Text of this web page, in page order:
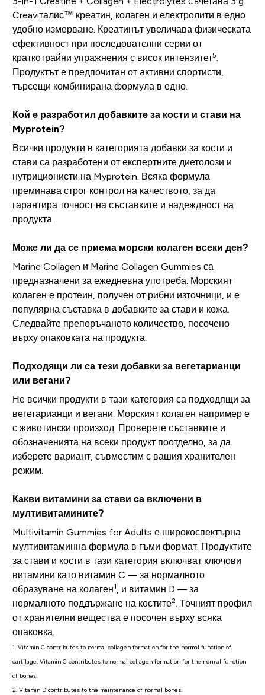
Creaviталис™ креатин, колаген и електролити в едно
удобно измерване. Креатинът увеличава физическата
ефективност при последователни серии от
краткотрайни упражнения с висок интензитет5
Продуктът е предпочитан от активни спортисти,
търсещи комбинирана формула в едно.
Кой е разработил добавките за кости и стави на
Myprotein?
Всички продукти в категорията добавки за кости и
стави са разработени от експертните диетолози и
нутриционисти на Myprotein. Всяка формула
преминава строг контрол на качеството, за да
гарантира точност на съставките и надеждност на
продукта.
Може ли да се приема морски колаген всеки ден?
Marine Collagen и Marine Collagen Gummies са
предназначени за ежедневна употреба. Морският
колаген е протеин, получен от рибни източници, и е
популярна съставка в добавките за стави и кожа.
Следвайте препоръчаното количество, посочено
върху опаковката на продукта.
Подходящи ли са тези добавки за вегетарианци
или вегани?
Не всички продукти в тази категория са подходящи за
вегетарианци и вегани. Морският колаген например е
с животински произход. Проверете съставките и
обозначенията на всеки продукт поотделно, за да
изберете вариант, съвместим с вашия хранителен
режим.
Какви витамини за стави са включени в
мултивитамините?
Multivitamin Gummies for Adults е широкоспектърна
мултивитаминна формула в гъми формат. Продуктите
за стави и кости в тази категория включват ключови
витамини като витамин C — за нормалното
образуване на колаген1
, и витамин D — за
нормалното поддържане на костите2. Точният профил
от хранителни вещества е посочен върху всяка
опаковка.
1. Vitamin C contributes to normal collagen formation for the normal function of
cartilage. Vitamin C contributes to normal collagen formation for the normal function
of bones.
2. Vitamin D contributes to the maintenance of normal bones.